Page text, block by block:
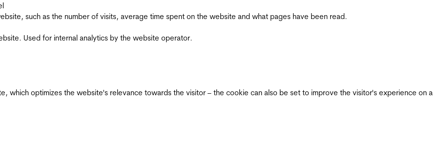
such as the number of visits, average time spent on the website and what pages have been read.
Used for internal analytics by the website operator.
which optimizes the website's relevance towards the visitor – the cookie can also be set to improve the visitor's experience on a